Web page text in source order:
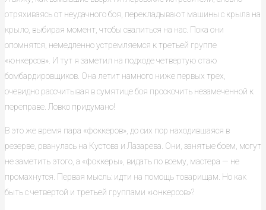
отряхиваясь от неудачного боя, перекладывают машины с крыла на
крыло, выбирая момент, чтобы свалиться на нас. Пока они
опомнятся, немедленно устремляемся к третьей группе
«юнкерсов». И тут я заметил на подходе четвертую стаю
бомбардировщиков. Она летит намного ниже первых трех,
очевидно рассчитывая в сумятице боя проскочить незамеченной к
переправе. Ловко придумано!
В это же время пара «фоккеров», до сих пор находившаяся в
резерве, рванулась на Кустова и Лазарева. Они, занятые боем, могут
не заметить этого, а «фоккеры», видать по всему, мастера — не
промахнутся. Первая мысль: идти на помощь товарищам. Но как
быть с четвертой и третьей группами «юнкерсов»?